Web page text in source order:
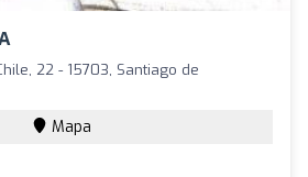
22 - 15703, Santiago de
Mapa